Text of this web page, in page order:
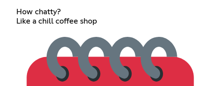
How chatty?
Like a chill coffee shop